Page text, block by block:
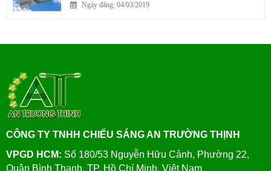
Ngày đăng: 04/03/2019
CÔNG TY TNHH CHIẾU SÁNG AN TRƯỜNG THỊNH
VPGD HCM: Số 180/53 Nguyễn Hữu Cảnh, Phường 22,
Quận Bình Thạnh, TP. Hồ Chí Minh, Việt Nam